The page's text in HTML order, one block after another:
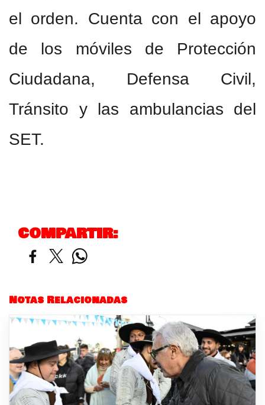
el orden. Cuenta con el apoyo
de los móviles de Protección
Ciudadana, Defensa Civil,
Tránsito y las ambulancias del
SET.
COMPARTIR:
Notas Relacionadas